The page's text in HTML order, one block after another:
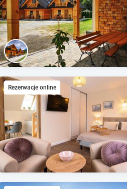
t
o
i
n
t
e
r
a
t
w
h
t
h
e
c
Rezerwacje online